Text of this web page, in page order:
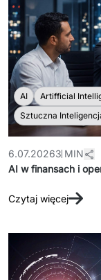
AI Artifficial
Sztuczna
6.07.20263 MIN
AI w finansach i
Czytaj więcej